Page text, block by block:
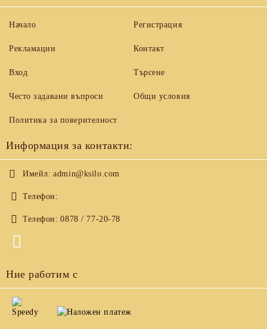
Начало
Рекламации
Вход
Често задавани въпроси
Регистрация
Контакт
Търсене
Общи условия
Политика за поверителност
Информация за контакти:
Имейл: admin@ksilo.com
Телефон:
Телефон: 0878 / 77-20-78
Ние работим с